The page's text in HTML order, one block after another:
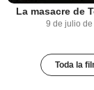
La masacre de
9 de julio de
Toda la